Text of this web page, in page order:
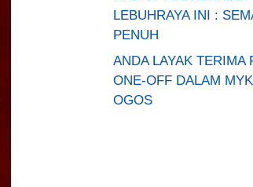
LEBUHRAYA INI :
PENUH
ANDA LAYAK TERIMA
ONE-OFF DALAM
OGOS